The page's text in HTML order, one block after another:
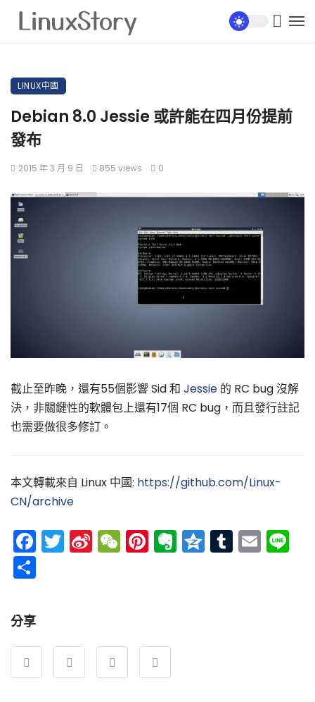
LINUX中國
Debian 8.0 Jessie 或許能在四月份提前
發布
2015 年 3 月 9 日 855 views 0
截止至昨晚，還有55個影響 Sid 和 Jessie 的 RC bug 沒解
決，非關鍵性的軟體包上還有17個 RC bug，而且發行註記
也需要做很多修訂。
本文轉載來自 Linux 中國: https://github.com/Linux-
CN/archive
Facebook
Twitter
Sina
Weibo
WeChat
Pinterest
Evernote
Qzone
Tumblr
分享